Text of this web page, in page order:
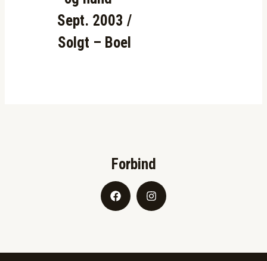
Sept. 2003 /
Solgt – Boel
Forbind